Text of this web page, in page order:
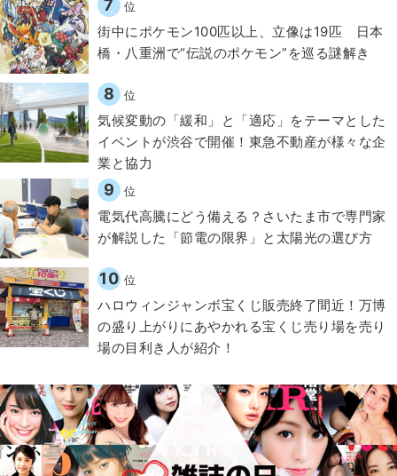
7 位
街中にポケモン100匹以上、立像は19匹 日本
橋・八重洲で“伝説のポケモン”を巡る謎解き
8 位
気候変動の「緩和」と「適応」をテーマとした
イベントが渋谷で開催！東急不動産が様々な企
業と協力
9 位
電気代高騰にどう備える？さいたま市で専門家
が解説した「節電の限界」と太陽光の選び方
10 位
ハロウィンジャンボ宝くじ販売終了間近！万博
の盛り上がりにあやかれる宝くじ売り場を売り
場の目利き人が紹介！